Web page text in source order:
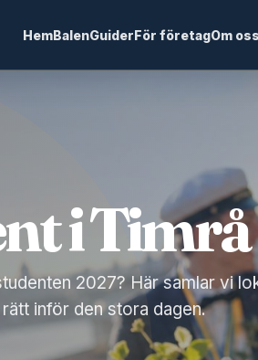
HemBalenGuiderFör företagOm oss
i
2027? Här samlar vi
inför den stora dagen.